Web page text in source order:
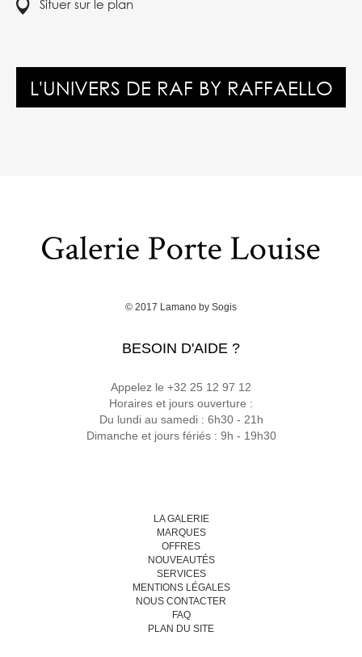
Situer sur le plan
L'UNIVERS DE RAF BY RAFFAELLO
© 2017 Lamano by Sogis
BESOIN D'AIDE ?
Appelez le +32 25 12 97 12
Horaires et jours ouverture :
Du lundi au samedi : 6h30 - 21h
Dimanche et jours fériés : 9h - 19h30
LA GALERIE
MARQUES
OFFRES
NOUVEAUTÉS
SERVICES
MENTIONS LÉGALES
NOUS CONTACTER
FAQ
PLAN DU SITE